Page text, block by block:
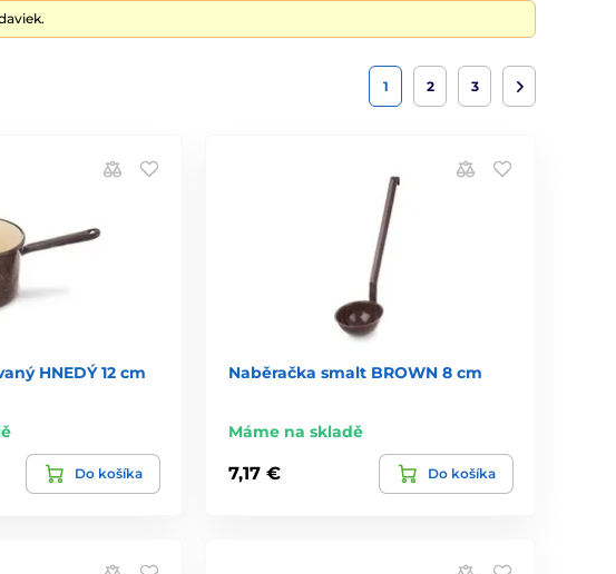
1 2 3
HNEDÝ 12 cm
Do košíka
Naběračka smalt BROWN 8 cm
Máme na skladě
7,17 € Do košíka